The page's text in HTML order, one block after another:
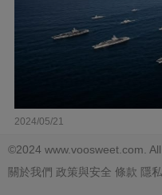
2024/05/21
©2024 www.voosweet.com.
關於我們 政策與安全 條款 隱私